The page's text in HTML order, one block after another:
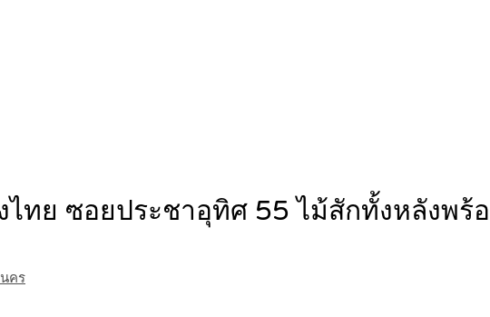
ทย ซอยประชาอุทิศ 55 ไม้สักทั้งหลังพร้
คร